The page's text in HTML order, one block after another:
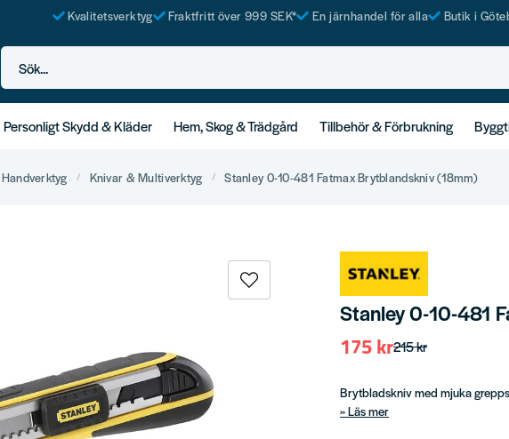
Kvalitetsverktyg Fraktfritt över 999 SEK* En järnhandel för alla Butik i
Sök...
Personligt Skydd & Kläder Hem, Skog & Trädgård Tillbehör & Förbrukning
Handverktyg Knivar & Multiverktyg Stanley 0-10-481 Fatmax Brytblandskniv (18mm)
Stanley 0-10-481
215 kr
175 kr
Brytbladskniv med mjuka
Läs mer